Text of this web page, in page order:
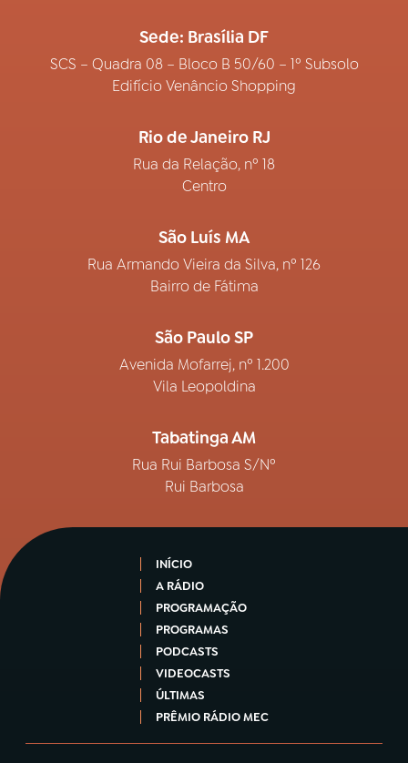
Sede: Brasília DF
SCS – Quadra 08 – Bloco B 50/60 – 1º Subsolo
Edifício Venâncio Shopping
Rio de Janeiro RJ
Rua da Relação, nº 18
Centro
São Luís MA
Rua Armando Vieira da Silva, nº 126
Bairro de Fátima
São Paulo SP
Avenida Mofarrej, nº 1.200
Vila Leopoldina
Tabatinga AM
Rua Rui Barbosa S/Nº
Rui Barbosa
INÍCIO
A RÁDIO
PROGRAMAÇÃO
PROGRAMAS
PODCASTS
VIDEOCASTS
ÚLTIMAS
PRÊMIO RÁDIO MEC